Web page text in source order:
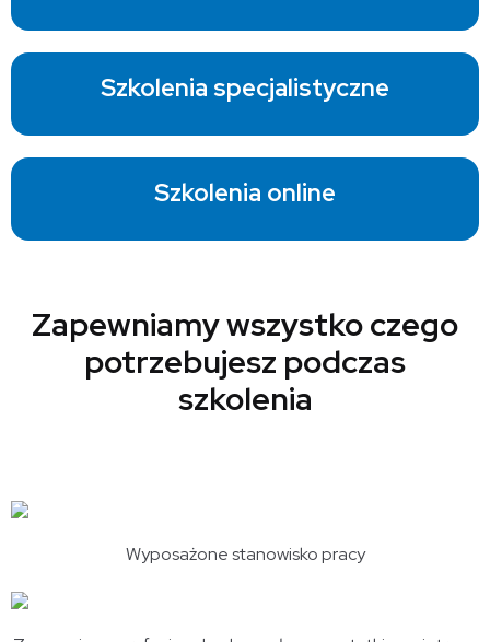
Szkolenia specjalistyczne
Szkolenia online
Zapewniamy wszystko czego
potrzebujesz podczas
szkolenia
Wyposażone stanowisko pracy